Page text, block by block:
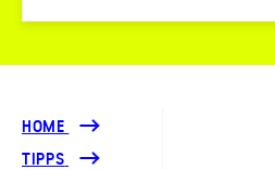
HOME
TIPPS